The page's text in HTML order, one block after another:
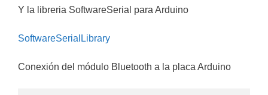
Y la libreria SoftwareSerial para Arduino
SoftwareSerialLibrary
Conexión del módulo Bluetooth a la placa Arduino